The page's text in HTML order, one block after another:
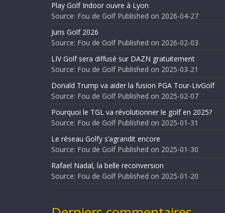
Play Golf Indoor ouvre à Lyon
Source: Fou de Golf Published on 2026-04-27
Juris Golf 2026
Source: Fou de Golf Published on 2026-02-03
LIV Golf sera diffusé sur DAZN gratuitement
Source: Fou de Golf Published on 2025-03-21
Donald Trump va aider la fusion PGA Tour-LivGolf
Source: Fou de Golf Published on 2025-02-07
Pourquoi le TGL va révolutionner le golf en 2025?
Source: Fou de Golf Published on 2025-01-31
Le réseau Golfy s’agrandit encore
Source: Fou de Golf Published on 2025-01-30
Rafael Nadal, la belle reconversion
Source: Fou de Golf Published on 2025-01-20